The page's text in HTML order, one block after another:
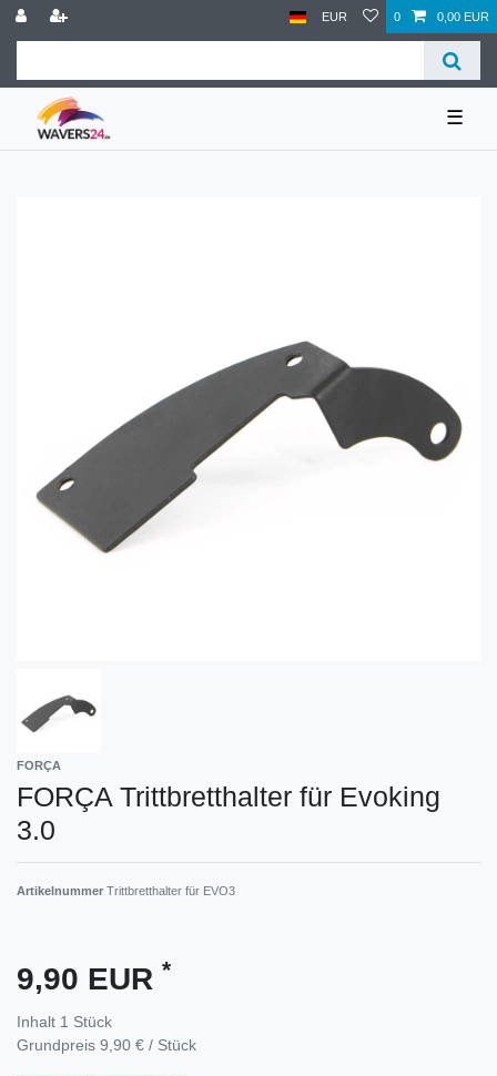
EUR 0 0,00 EUR
☰
FORÇA
FORÇA Trittbretthalter für Evoking
3.0
Artikelnummer Trittbretthalter für EVO3
9,90 EUR *
Inhalt 1 Stück
Grundpreis 9,90 € / Stück